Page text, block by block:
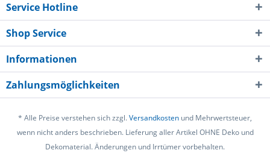
Service Hotline
Shop Service
Informationen
Zahlungsmöglichkeiten
* Alle Preise verstehen sich zzgl.Versandkosten und Mehrwertsteuer,
wenn nicht anders beschrieben. Lieferung aller Artikel OHNE Deko und
Dekomaterial. Änderungen und Irrtümer vorbehalten.